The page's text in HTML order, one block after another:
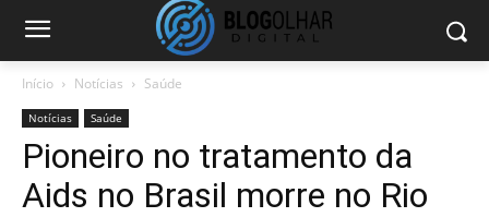
Início Notícias Saúde
Notícias Saúde
Pioneiro no tratamento da
Aids no Brasil morre no Rio